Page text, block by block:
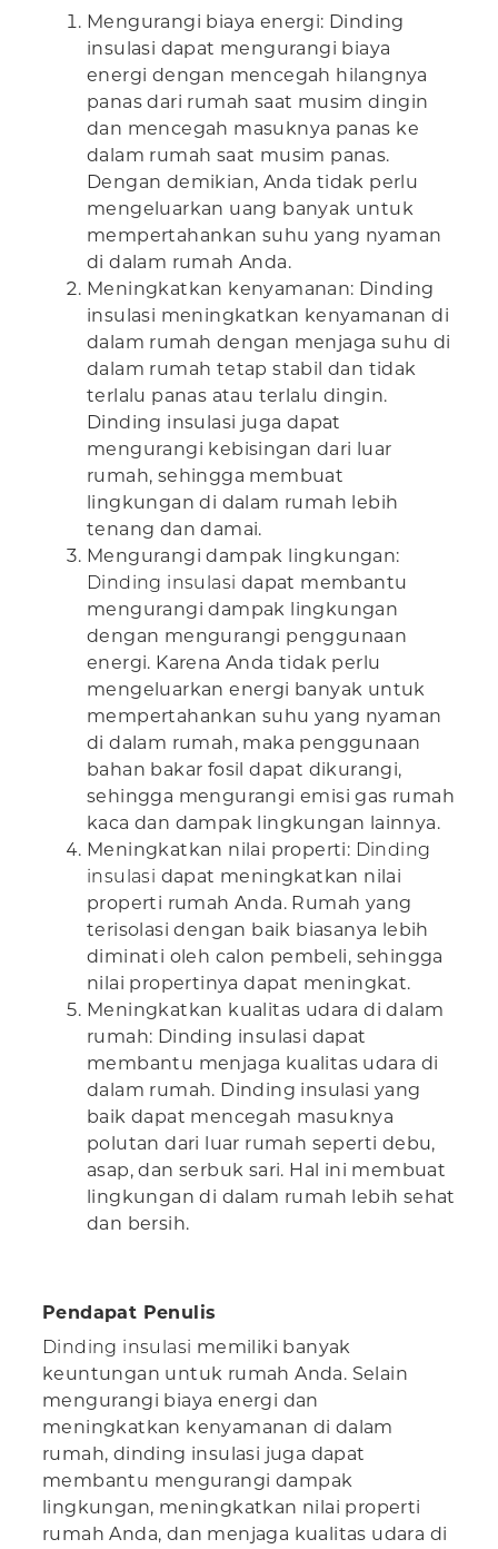
Mengurangi biaya energi: Dinding
insulasi dapat mengurangi biaya
energi dengan mencegah hilangnya
panas dari rumah saat musim dingin
dan mencegah masuknya panas ke
dalam rumah saat musim panas.
Dengan demikian, Anda tidak perlu
mengeluarkan uang banyak untuk
mempertahankan suhu yang nyaman
di dalam rumah Anda.
Meningkatkan kenyamanan: Dinding
insulasi meningkatkan kenyamanan di
dalam rumah dengan menjaga suhu di
dalam rumah tetap stabil dan tidak
terlalu panas atau terlalu dingin.
Dinding insulasi juga dapat
mengurangi kebisingan dari luar
rumah, sehingga membuat
lingkungan di dalam rumah lebih
tenang dan damai.
Mengurangi dampak lingkungan:
Dinding insulasi dapat membantu
mengurangi dampak lingkungan
dengan mengurangi penggunaan
energi. Karena Anda tidak perlu
mengeluarkan energi banyak untuk
mempertahankan suhu yang nyaman
di dalam rumah, maka penggunaan
bahan bakar fosil dapat dikurangi,
sehingga mengurangi emisi gas rumah
kaca dan dampak lingkungan lainnya.
Meningkatkan nilai properti: Dinding
insulasi dapat meningkatkan nilai
properti rumah Anda. Rumah yang
terisolasi dengan baik biasanya lebih
diminati oleh calon pembeli, sehingga
nilai propertinya dapat meningkat.
Meningkatkan kualitas udara di dalam
rumah: Dinding insulasi dapat
membantu menjaga kualitas udara di
dalam rumah. Dinding insulasi yang
baik dapat mencegah masuknya
polutan dari luar rumah seperti debu,
asap, dan serbuk sari. Hal ini membuat
lingkungan di dalam rumah lebih sehat
dan bersih.
Pendapat Penulis
Dinding insulasi memiliki banyak
keuntungan untuk rumah Anda. Selain
mengurangi biaya energi dan
meningkatkan kenyamanan di dalam
rumah, dinding insulasi juga dapat
membantu mengurangi dampak
lingkungan, meningkatkan nilai properti
rumah Anda, dan menjaga kualitas udara di